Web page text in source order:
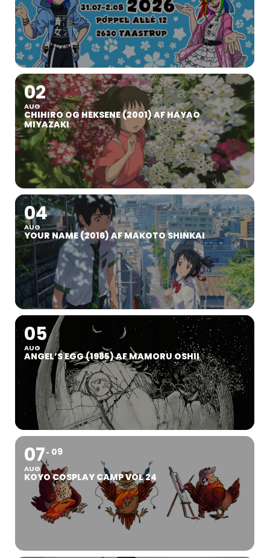
02
AUG
CHIHIRO OG HEKSENE (2001) AF HAYAO
MIYAZAKI
04
AUG
YOUR NAME (2016) AF MAKOTO SHINKAI
05
AUG
ANGEL’S EGG (1985) AF MAMORU OSHII
07
AUG
09
KOYO COSPLAY CAMP VOL 24